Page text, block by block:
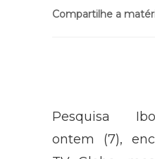
Pesquisa